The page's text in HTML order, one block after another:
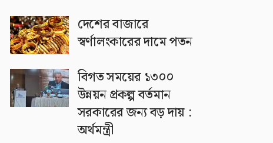
দেশের বাজারে
স্বর্ণালংকারের দামে পতন
বিগত সময়ের ১৩০০
উন্নয়ন প্রকল্প বর্তমান
সরকারের জন্য বড় দায় :
অর্থমন্ত্রী